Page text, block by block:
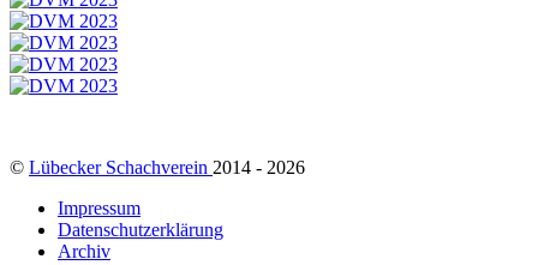
© Lübecker Schachverein 2014 - 2026
Impressum
Datenschutzerklärung
Archiv